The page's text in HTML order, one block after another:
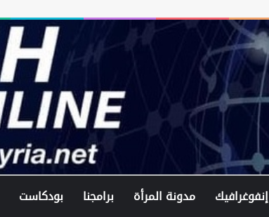
إنفوغرافيك مدونة المرأة برامجنا بودكاست